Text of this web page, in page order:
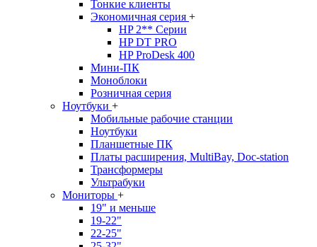
Тонкие клиенты
Экономичная серия +
HP 2** Серии
HP DT PRO
HP ProDesk 400
Мини-ПК
Моноблоки
Розничная серия
Ноутбуки +
Мобильные рабочие станции
Ноутбуки
Планшетные ПК
Платы расширения, MultiBay, Doc-station
Трансформеры
Ультрабуки
Мониторы +
19" и меньше
19-22"
22-25"